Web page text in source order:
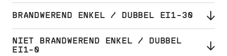
BRANDWEREND ENKEL / DUBBEL EI1-30
NIET BRANDWEREND ENKEL / DUBBEL
EI1-0